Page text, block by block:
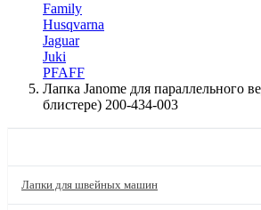
Family
Husqvarna
Jaguar
Juki
PFAFF
Лапка Janome для параллельного
блистере) 200-434-003
Лапки для швейных машин